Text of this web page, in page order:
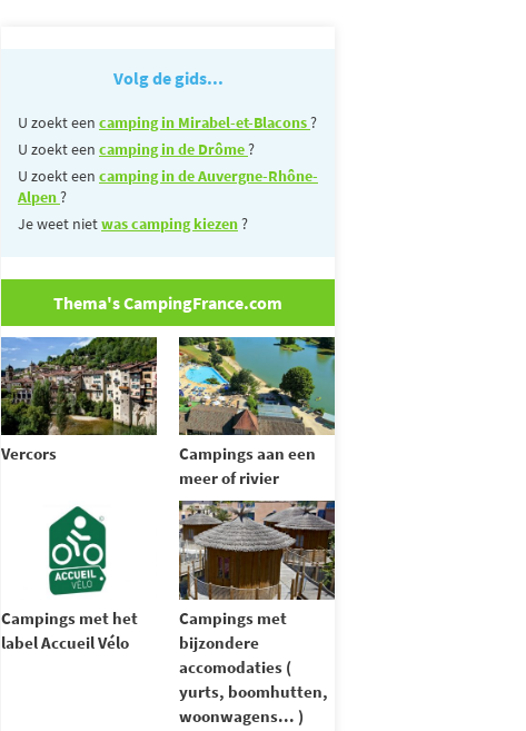
Volg de gids...
U zoekt een camping in Mirabel-et-Blacons?
U zoekt een camping in de Drôme?
U zoekt een camping in de Auvergne-Rhône-
Alpen?
Je weet nietwas camping kiezen?
Thema's CampingFrance.com
Vercors
Campings aan een
meer of rivier
Campings met het
label Accueil Vélo
Campings met
bijzondere
accomodaties (
yurts, boomhutten,
woonwagens... )